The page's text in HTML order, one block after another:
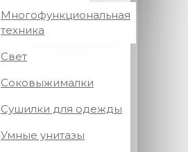
Многофункциональная
техника
Свет
Соковыжималки
Сушилки для одежды
Умные унитазы